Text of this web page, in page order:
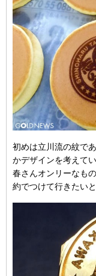
初めは立川流の紋で
かデザインを考えて
春さんオンリーなも
約でつけて行きたい